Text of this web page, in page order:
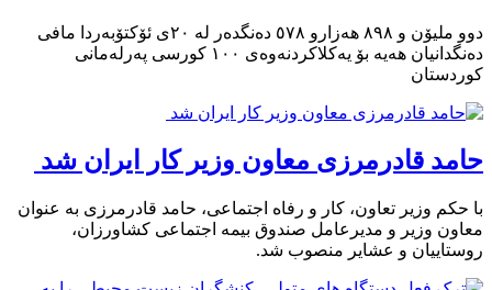
دوو ملیۆن و ٨٩٨ هەزارو ٥٧٨ دەنگدەر لە ٢٠ی ئۆکتۆبەردا مافی
دەنگدانیان هەیە بۆ یەکلاکردنەوەی ١٠٠ کورسی پەرلەمانی
کوردستان
حامد قادرمرزی معاون وزیر کار ایران شد
با حکم وزیر تعاون، کار و رفاه اجتماعی، حامد قادرمرزی به عنوان
معاون وزیر و مدیرعامل صندوق بیمه اجتماعی کشاورزان،
روستاییان و عشایر منصوب شد.